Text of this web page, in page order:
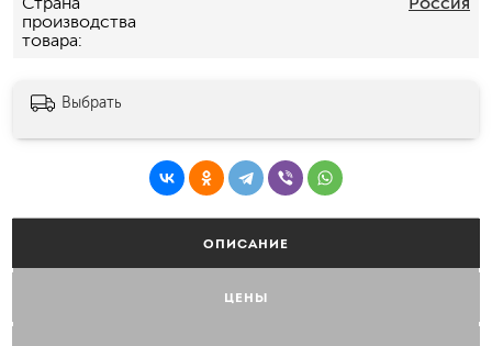
производства
товара
Выбрать
ОПИСАНИЕ
ЦЕНЫ